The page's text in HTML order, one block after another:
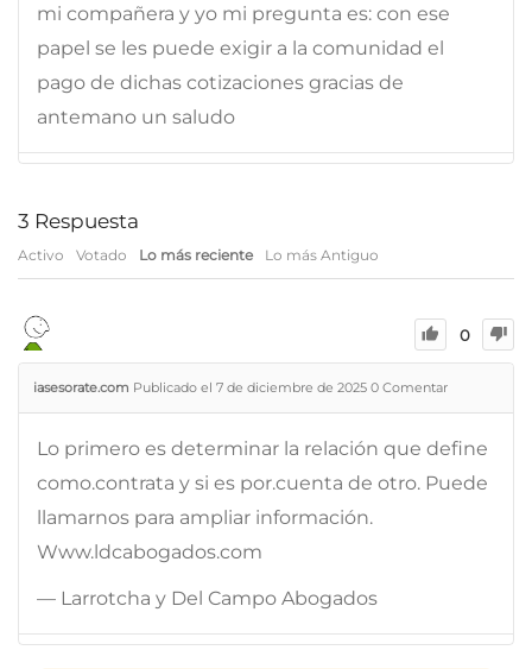
mi compañera y yo mi pregunta es: con ese
papel se les puede exigir a la comunidad el
pago de dichas cotizaciones gracias de
antemano un saludo
3 Respuesta
Activo Votado Lo más reciente Lo más Antiguo
0
iasesorate.com Publicado el 7 de diciembre de 2025 0 Comentar
Lo primero es determinar la relación que define
como.contrata y si es por.cuenta de otro. Puede
llamarnos para ampliar información.
Www.ldcabogados.com
— Larrotcha y Del Campo Abogados